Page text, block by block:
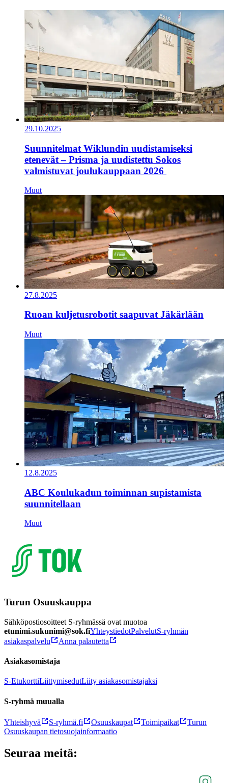
29.10.2025
Suunnitelmat Wiklundin uudistamiseksi
etenevät – Prisma ja uudistettu Sokos
valmistuvat joulukauppaan 2026
Muut
27.8.2025
Ruoan kuljetusrobotit saapuvat Jäkärlään
Muut
12.8.2025
ABC Koulukadun toiminnan supistamista
suunnitellaan
Muut
Turun Osuuskauppa
Sähköpostiosoitteet S-ryhmässä ovat muotoa
etunimi.sukunimi@sok.fiYhteystiedotPalvelutS-ryhmän
asiakaspalvelu
Anna palautetta
Asiakasomistaja
S-EtukorttiLiittymisedutLiity asiakasomistajaksi
S-ryhmä muualla
Yhteishyvä S-ryhmä.fi Osuuskaupat Toimipaikat
Turun
Osuuskaupan tietosuojainformaatio
Seuraa meitä: